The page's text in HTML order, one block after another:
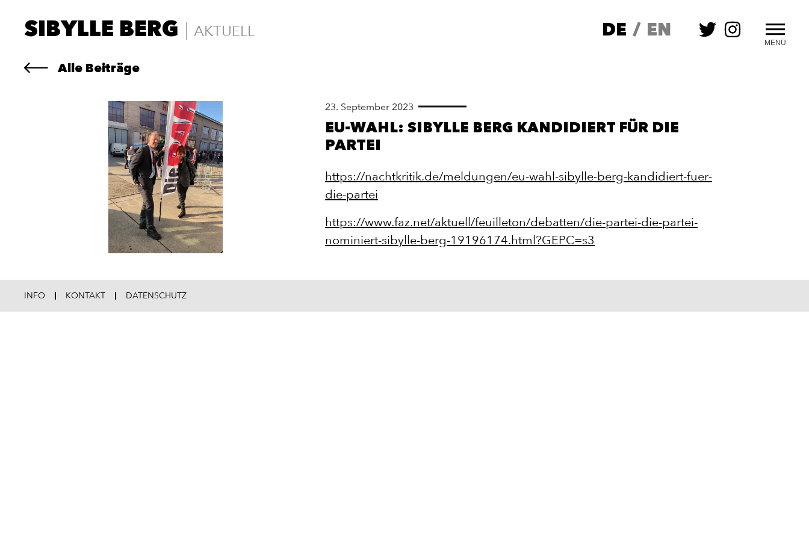
SIBYLLE BERG AKTUELL DE / EN
MENÜ
Alle Beiträge
23. September 2023
EU-WAHL: SIBYLLE BERG KANDIDIERT FÜR DIE
PARTEI
https://nachtkritik.de/meldungen/eu-wahl-sibylle-berg-kandidiert-fuer-
die-partei
https://www.faz.net/aktuell/feuilleton/debatten/die-partei-die-partei-
nominiert-sibylle-berg-19196174.html?GEPC=s3
INFO KONTAKT DATENSCHUTZ